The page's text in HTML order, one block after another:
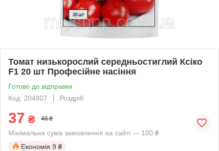
Томат низькорослий середньостиглий Ксіко
F1 20 шт Професійне насіння
Готово до відправки
Код: 204807
Роздріб
37 ₴ 46 ₴
Мінімальна сума замовлення на сайті — 100 ₴
Економія 9 ₴